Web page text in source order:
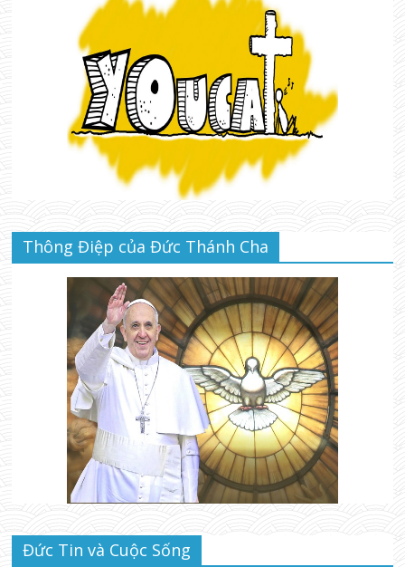
Thông Điệp của Đức Thánh Cha
Đức Tin và Cuộc Sống